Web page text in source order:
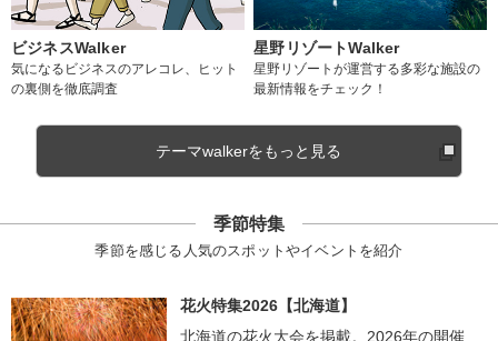
ビジネスWalker
気になるビジネスのアレコレ、ヒット
の裏側を徹底調査
星野リゾートWalker
星野リゾートが運営する多彩な施設の
最新情報をチェック！
テーマwalkerをもっと見る
季節特集
季節を感じる人気のスポットやイベントを紹介
花火特集2026【北海道】
北海道の花火大会を掲載。2026年の開催